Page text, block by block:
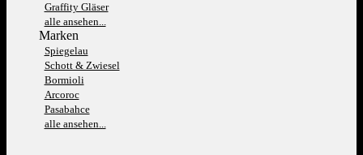
Graffity Gläser
alle ansehen...
Marken
Spiegelau
Schott & Zwiesel
Bormioli
Arcoroc
Pasabahce
alle ansehen...